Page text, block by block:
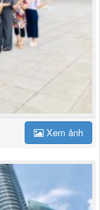
Xem ảnh